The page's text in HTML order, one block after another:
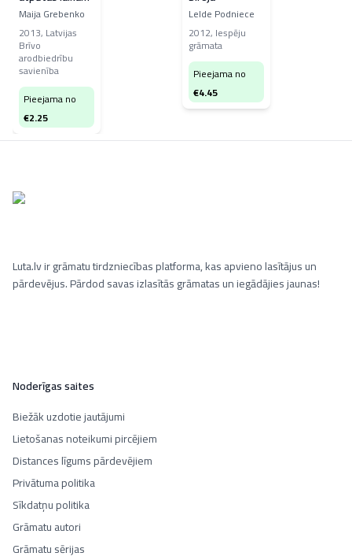
uzskaite un
apmaksa
Maija Grebenko
2013, Latvijas
Brīvo
arodbiedrību
savienība
Pieejama no
€2.25
Lelde Podniece
2012, Iespēju
grāmata
Pieejama no
€4.45
Luta.lv ir grāmatu tirdzniecības platforma, kas apvieno lasītājus un
pārdevējus. Pārdod savas izlasītās grāmatas un iegādājies jaunas!
Noderīgas saites
Biežāk uzdotie jautājumi
Lietošanas noteikumi pircējiem
Distances līgums pārdevējiem
Privātuma politika
Sīkdatņu politika
Grāmatu autori
Grāmatu sērijas